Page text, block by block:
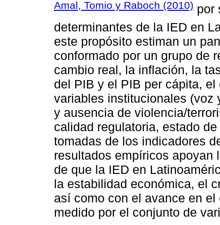
Amal, Tomio y Raboch (2010) por
determinantes de la IED en
este propósito estiman un
conformado por un grupo de
cambio real, la inflación, la
del PIB y el PIB per cápita,
variables institucionales (voz
y ausencia de violencia/
calidad regulatoria, estado
tomadas de los indicadores
resultados empíricos apoyan
de que la IED en
la estabilidad económica, el
así como con el avance en
medido por el conjunto de